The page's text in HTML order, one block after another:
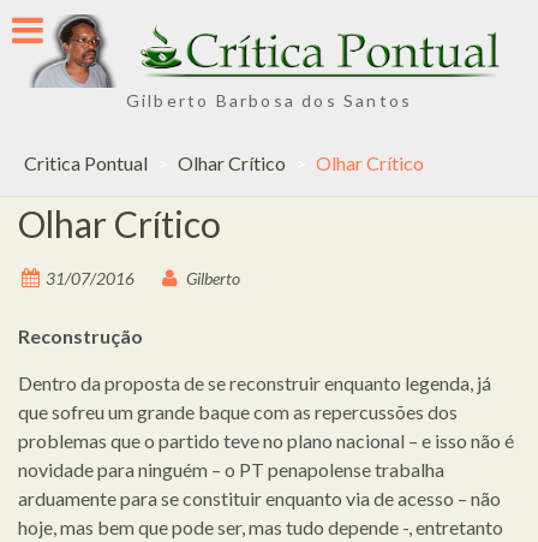
Skip
to
content
Gilberto Barbosa dos Santos
Critica Pontual Olhar Crítico Olhar Crítico
Olhar Crítico
31/07/2016 Gilberto
Reconstrução
Dentro da proposta de se reconstruir enquanto legenda, já
que sofreu um grande baque com as repercussões dos
problemas que o partido teve no plano nacional – e isso não é
novidade para ninguém – o PT penapolense trabalha
arduamente para se constituir enquanto via de acesso – não
hoje, mas bem que pode ser, mas tudo depende -, entretanto